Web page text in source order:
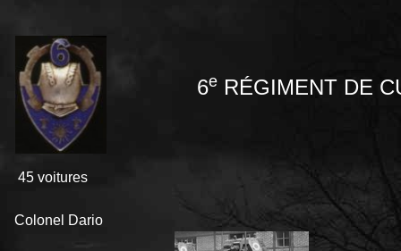
6e RÉGIMENT DE
45 voitures
Colonel Dario